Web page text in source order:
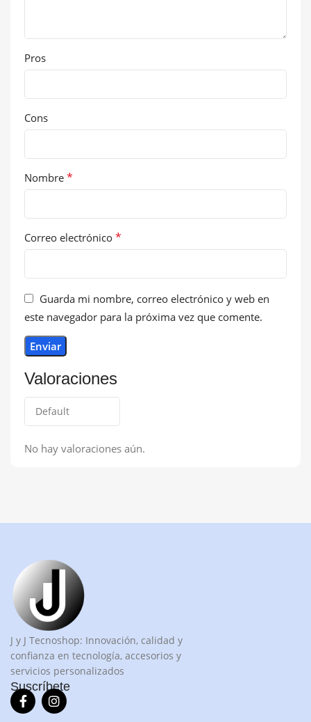
Valoraciones
No hay valoraciones aún.
Pros
Cons
Nombre *
Correo electrónico *
Guarda mi nombre, correo electrónico y web en
este navegador para la próxima vez que comente.
J y J Tecnoshop: Innovación, calidad y
confianza en tecnología, accesorios y
servicios personalizados
Suscríbete